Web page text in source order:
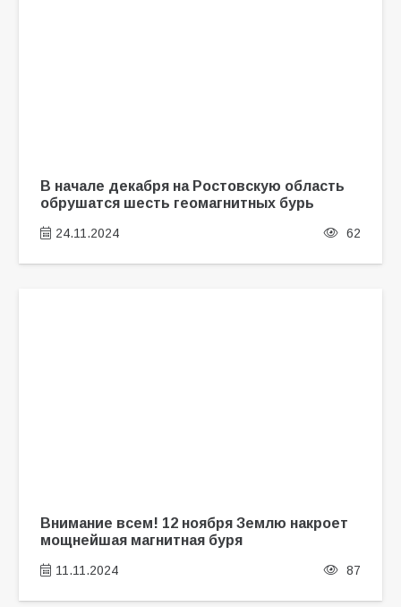
В начале декабря на Ростовскую область
обрушатся шесть геомагнитных бурь
24.11.2024 62
Внимание всем! 12 ноября Землю накроет
мощнейшая магнитная буря
11.11.2024 87